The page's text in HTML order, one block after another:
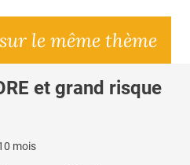
le même thème
et grand risque
mois